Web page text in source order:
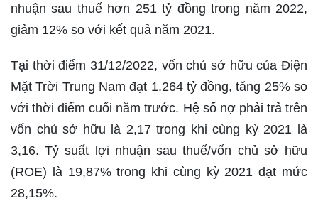
nhuận sau thuế hơn 251 tỷ đồng trong năm 2022,
giảm 12% so với kết quả năm 2021.
Tại thời điểm 31/12/2022, vốn chủ sở hữu của Điện
Mặt Trời Trung Nam đạt 1.264 tỷ đồng, tăng 25% so
với thời điểm cuối năm trước. Hệ số nợ phải trả trên
vốn chủ sở hữu là 2,17 trong khi cùng kỳ 2021 là
3,16. Tỷ suất lợi nhuận sau thuế/vốn chủ sở hữu
(ROE) là 19,87% trong khi cùng kỳ 2021 đạt mức
28,15%.